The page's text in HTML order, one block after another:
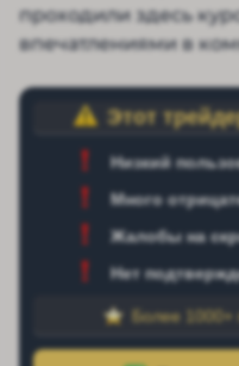
проходили здесь
впечатлениями в
Этот
Низкий
Много
Жалобы на
Нет
Более 1000+